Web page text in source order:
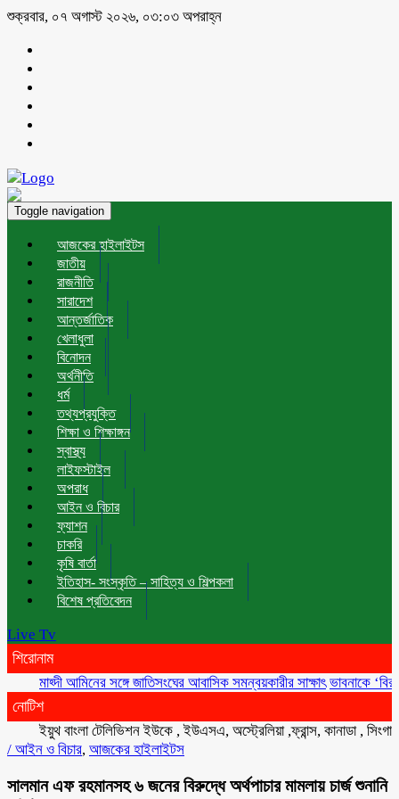
শুক্রবার, ০৭ অগাস্ট ২০২৬, ০৩:০৩ অপরাহ্ন
Toggle navigation
আজকের হাইলাইটস
জাতীয়
রাজনীতি
সারাদেশ
আন্তর্জাতিক
খেলাধুলা
বিনোদন
অর্থনীতি
ধর্ম
তথ্যপ্রযুক্তি
শিক্ষা ও শিক্ষাঙ্গন
স্বাস্থ্য
লাইফস্টাইল
অপরাধ
আইন ও বিচার
ফ্যাশন
চাকরি
কৃষি বার্তা
ইতিহাস- সংস্কৃতি – সাহিত্য ও শিল্পকলা
বিশেষ প্রতিবেদন
Live Tv
শিরোনাম
মাহ্দী আমিনের সঙ্গে জাতিসংঘের আবাসিক সমন্বয়কারীর সাক্ষাৎ ভাবনাকে ‘বিরল
নোটিশ
ইয়ুথ বাংলা টেলিভিশন ইউকে , ইউএসএ, অস্ট্রেলিয়া ,ফ্রান্স, কানাডা , সিংগাপুর ,
/ আইন ও বিচার, আজকের হাইলাইটস
সালমান এফ রহমানসহ ৬ জনের বিরুদ্ধে অর্থপাচার মামলায় চার্জ শুনানি